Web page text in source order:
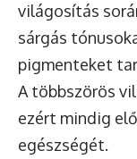
világosítás
sárgás
pigmenteket
A többszörös
ezért mindig
egészségét.